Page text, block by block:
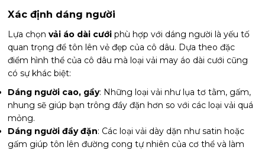
Xác định dáng người
Lựa chọnvải áo dài cưới phù hợp với dáng người là yếu tố
quan trọng để tôn lên vẻ đẹp của cô dâu. Dựa theo đặc
điểm hình thể của cô dâu mà loại vải may áo dài cưới cũng
có sự khác biệt:
Dáng người cao, gầy: Những loại vải như lụa tơ tằm, gấm,
nhung sẽ giúp bạn trông đầy đặn hơn so với các loại vải quá
mỏng.
Dáng người đầy đặn: Các loại vải dày dặn như satin hoặc
gấm giúp tôn lên đường cong tự nhiên của cơ thể và làm